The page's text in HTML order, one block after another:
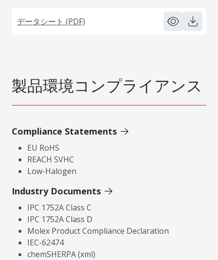
データシート (PDF)
製品環境コンプライアンス
Compliance Statements
EU RoHS
REACH SVHC
Low-Halogen
Industry Documents
IPC 1752A Class C
IPC 1752A Class D
Molex Product Compliance Declaration
IEC-62474
chemSHERPA (xml)